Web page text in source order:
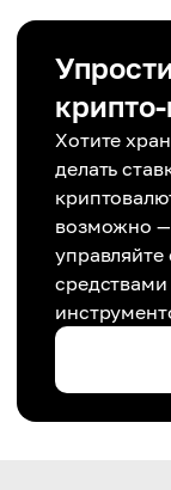
Хотите
делать
возможно —